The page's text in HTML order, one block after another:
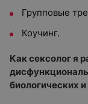
Групповые
Коучинг.
Как сексолог я
биологических